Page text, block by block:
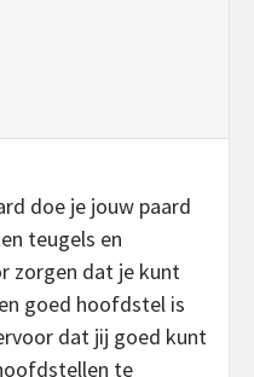
doe je jouw paard
teugels en
zorgen dat je kunt
goed hoofdstel is
dat jij goed kunt
te